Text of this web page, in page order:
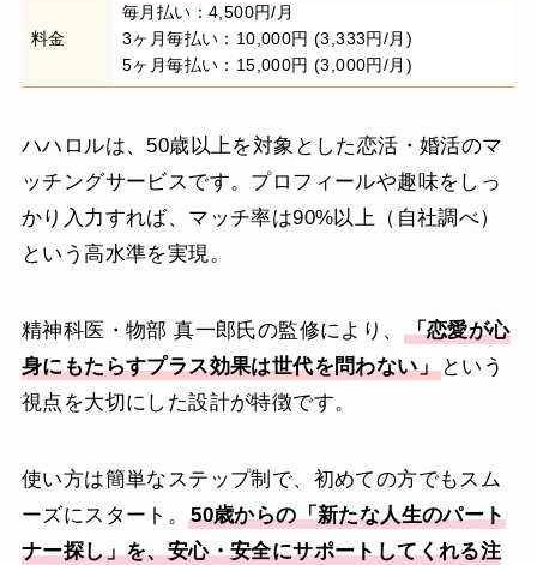
料金
毎月払い：4,500円/月
3ヶ月毎払い：10,000円 (3,333円/月)
5ヶ月毎払い：15,000円 (3,000円/月)
ハハロルは、50歳以上を対象とした恋活・婚活のマ
ッチングサービスです。プロフィールや趣味をしっ
かり入力すれば、マッチ率は90%以上（自社調べ）
という高水準を実現。
精神科医・物部 真一郎氏の監修により、
「恋愛が心
身にもたらすプラス効果は世代を問わない」という
視点を大切にした設計が特徴です。
使い方は簡単なステップ制で、初めての方でもスム
ーズにスタート。50歳からの「新たな人生のパート
ナー探し」を、安心・安全にサポートしてくれる注